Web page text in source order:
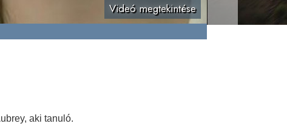
Videó megtekintése
aki tanuló.